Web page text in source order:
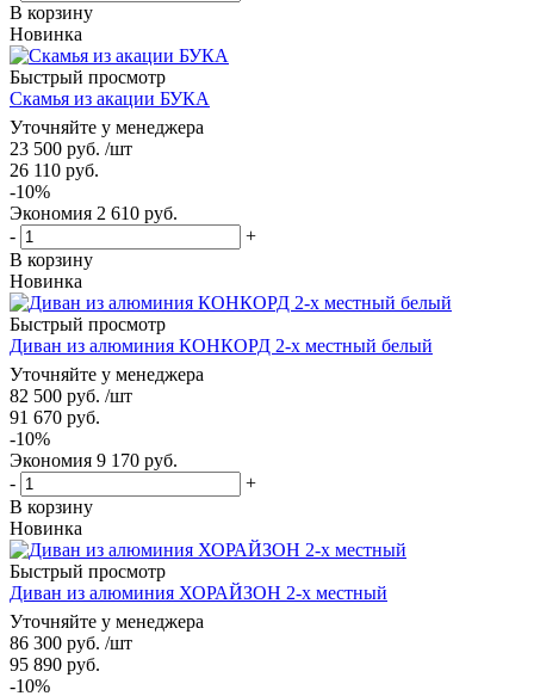
В корзину
Новинка
Быстрый просмотр
Скамья из акации БУКА
Уточняйте у менеджера
23 500 руб. /шт
26 110 руб.
-10%
Экономия 2 610 руб.
-
+
В корзину
Новинка
Быстрый просмотр
Диван из алюминия КОНКОРД 2-х местный белый
Уточняйте у менеджера
82 500 руб. /шт
91 670 руб.
-10%
Экономия 9 170 руб.
-
+
В корзину
Новинка
Быстрый просмотр
Диван из алюминия ХОРАЙЗОН 2-х местный
Уточняйте у менеджера
86 300 руб. /шт
95 890 руб.
-10%